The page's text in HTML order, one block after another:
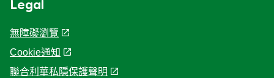
Legal
無障礙瀏覽
Cookie通知
聯合利華私隱保護聲明